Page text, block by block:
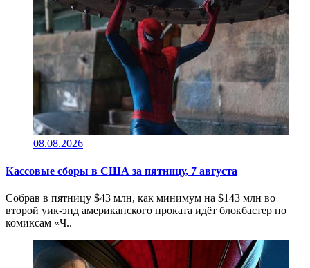
08.08.2026
Кассовые сборы в CША за пятницу, 7 августа
Собрав в пятницу $43 млн, как минимум на $143 млн во
второй уик-энд американского проката идёт блокбастер по
комиксам «Ч..